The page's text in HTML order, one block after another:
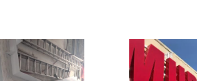
Previous
Next